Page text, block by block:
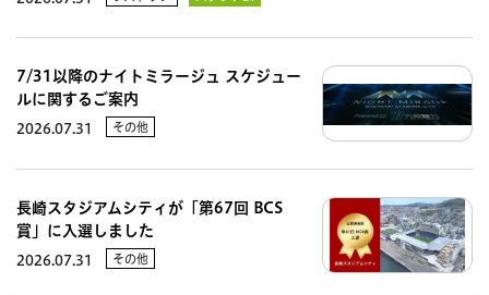
7/31以降のナイトミラージュ スケジュー
ルに関するご案内
2026.07.31 その他
長崎スタジアムシティが「第67回 BCS
賞」に入選しました
2026.07.31 その他